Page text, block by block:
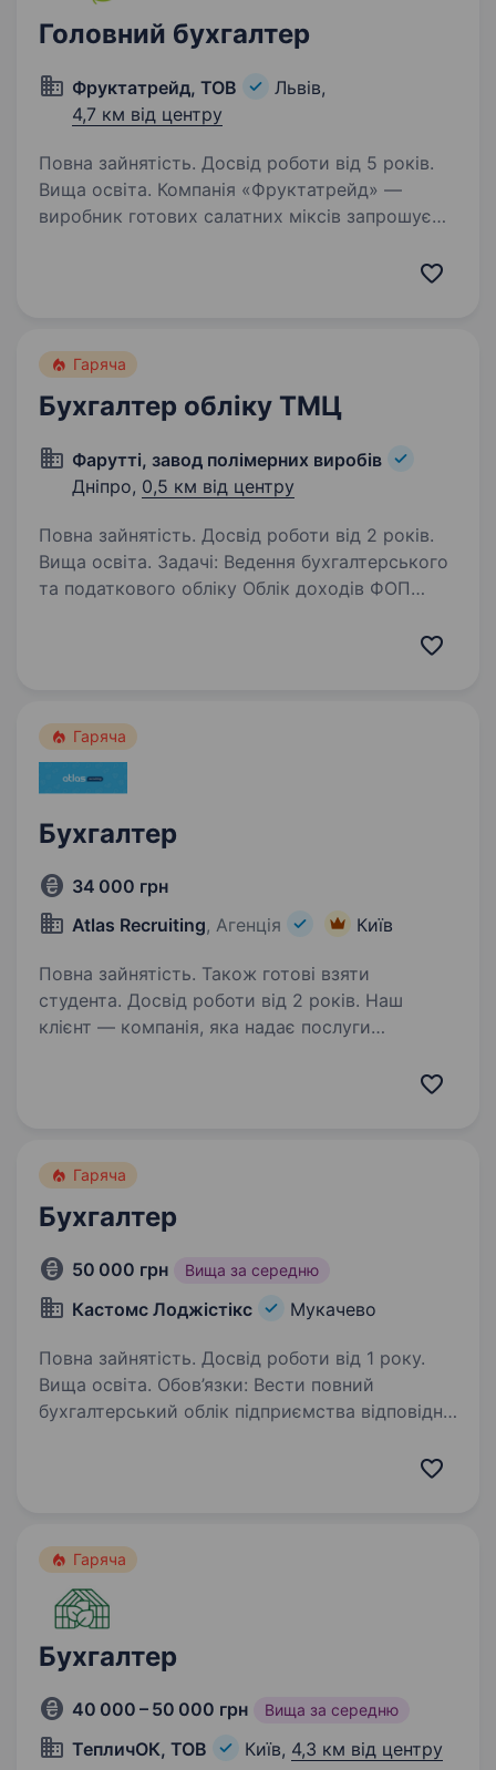
Головний бухгалтер
Фруктатрейд, ТОВ
Львів,
4,7 км від центру
Повна зайнятість. Досвід роботи від 5 років.
Вища освіта. Компанія «Фруктатрейд» —
виробник готових салатних міксів запрошує
Гаряча
Бухгалтер обліку ТМЦ
Фарутті, завод полімерних виробів
Дніпро, 0,5 км від центру
Повна зайнятість. Досвід роботи від 2 років.
Вища освіта. Задачі: Ведення бухгалтерського
та податкового обліку Облік доходів ФОП
Гаряча
Бухгалтер
34 000 грн
Atlas Recruiting, Агенція Київ
Повна зайнятість. Також готові взяти
студента. Досвід роботи від 2 років. Наш
клієнт — компанія, яка надає послуги
Офіційний…
Гаряча
Бухгалтер
50 000 грн Вища за середню
Кастомс Лоджістікс Мукачево
Повна зайнятість. Досвід роботи від 1 року.
Вища освіта. Обов’язки: Вести повний
бухгалтерський облік підприємства відповідно
Гаряча
Бухгалтер
40 000 – 50 000 грн Вища за середню
ТепличОК, ТОВ Київ, 4,3 км від центру